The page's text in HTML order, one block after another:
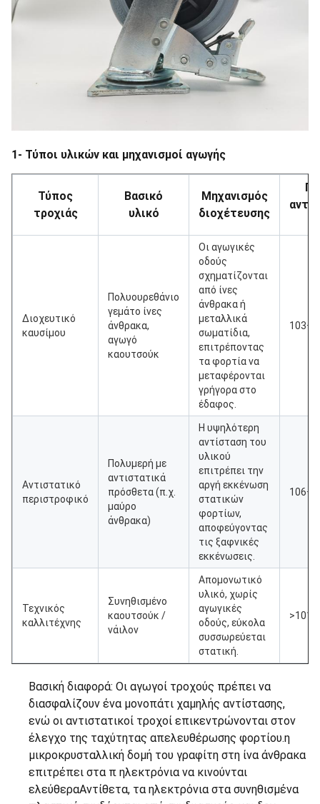
1- Τύποι υλικών και μηχανισμοί αγωγής
Τύπος
τροχιάς
Βασικό
υλικό
Μηχανισμός
διοχέτευσης
Διοχευτικό
καυσίμου
Πολυουρεθάνιο
γεμάτο ίνες
άνθρακα,
αγωγό
καουτσούκ
Οι αγωγικές
οδούς
σχηματίζονται
από ίνες
άνθρακα ή
μεταλλικά
σωματίδια,
επιτρέποντας
τα φορτία να
μεταφέρονται
γρήγορα στο
έδαφος.
Αντιστατικό
περιστροφικό
Πολυμερή με
αντιστατικά
πρόσθετα (π.χ.
μαύρο
άνθρακα)
Η υψηλότερη
αντίσταση του
υλικού
επιτρέπει την
αργή εκκένωση
στατικών
φορτίων,
αποφεύγοντας
τις ξαφνικές
εκκένωσεις.
Τεχνικός
καλλιτέχνης
Συνηθισμένο
καουτσούκ /
νάιλον
Απομονωτικό
υλικό, χωρίς
αγωγικές
οδούς, εύκολα
συσσωρεύεται
στατική.
>1012
Βασική διαφορά: Οι αγωγοί τροχούς πρέπει να
διασφαλίζουν ένα μονοπάτι χαμηλής αντίστασης,
ενώ οι αντιστατικοί τροχοί επικεντρώνονται στον
έλεγχο της ταχύτητας απελευθέρωσης φορτίου.η
μικροκρυσταλλική δομή του γραφίτη στη ίνα άνθρακα
επιτρέπει στα π ηλεκτρόνια να κινούνται
ελεύθεραΑντίθετα, τα ηλεκτρόνια στα συνηθισμένα